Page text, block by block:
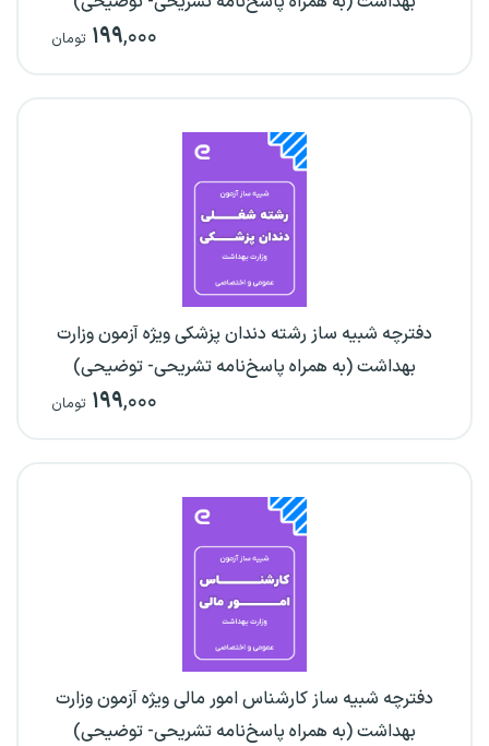
۱۹۹,۰۰۰ تومان
دفترچه شبیه ساز رشته دندان پزشکی ویژه آزمون وزارت
بهداشت (به همراه پاسخ‌نامه تشریحی- توضیحی)
۱۹۹,۰۰۰ تومان
دفترچه شبیه ساز کارشناس امور مالی ویژه آزمون وزارت
بهداشت (به همراه پاسخ‌نامه تشریحی- توضیحی)